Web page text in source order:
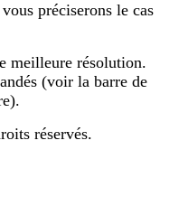
préciserons le cas
meilleure résolution.
(voir la barre de
réservés.